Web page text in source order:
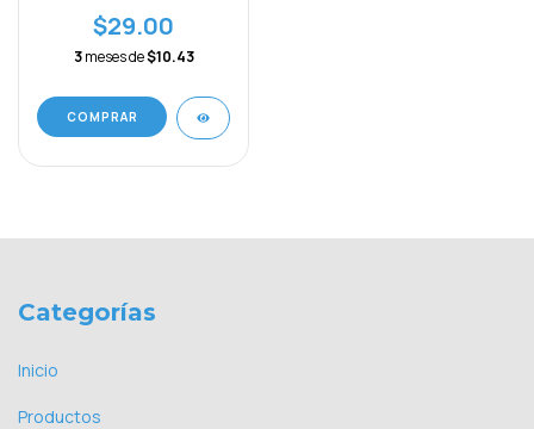
$29.00
3 meses de$10.43
Categorías
Inicio
Productos